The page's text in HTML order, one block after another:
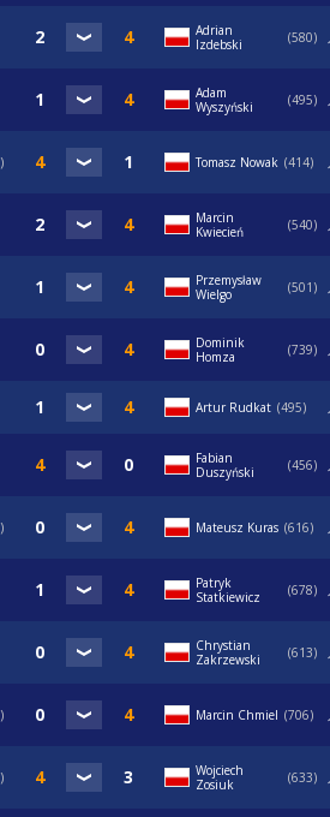
Adrian
Izdebski
580
Adam
Wyszyński
495
Tomasz Nowak 414
Marcin
Kwiecień
540
Przemysław
Wielgo
501
Dominik
Homza
739
Artur Rudkat 495
Fabian
Duszyński
456
Mateusz Kuras 616
Patryk
Statkiewicz
678
Chrystian
Zakrzewski
613
Marcin Chmiel 706
Wojciech
Zosiuk
633